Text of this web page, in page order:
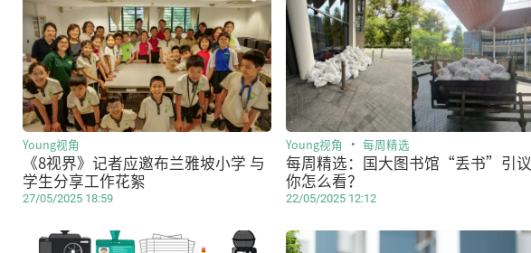
《8视界》记者应邀布兰雅坡小学 与
学生分享工作花絮
Young视角
27/05/2025 18:59
每周精选：国大图书馆“丢书”引议
你怎么看？
Young视角 每周精选
22/05/2025 12:12